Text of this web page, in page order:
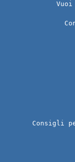
Consigli